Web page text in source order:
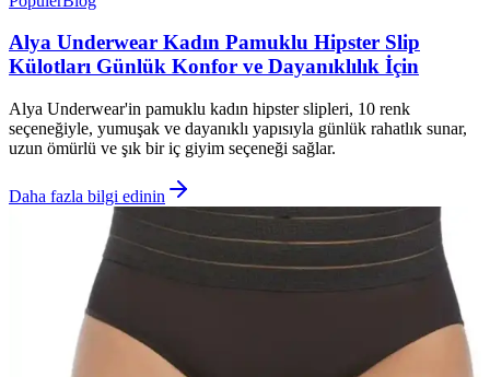
Alya Underwear Kadın Pamuklu Hipster Slip
Külotları Günlük Konfor ve Dayanıklılık İçin
Alya Underwear'in pamuklu kadın hipster slipleri, 10 renk
seçeneğiyle, yumuşak ve dayanıklı yapısıyla günlük rahatlık sunar,
uzun ömürlü ve şık bir iç giyim seçeneği sağlar.
Daha fazla bilgi edinin